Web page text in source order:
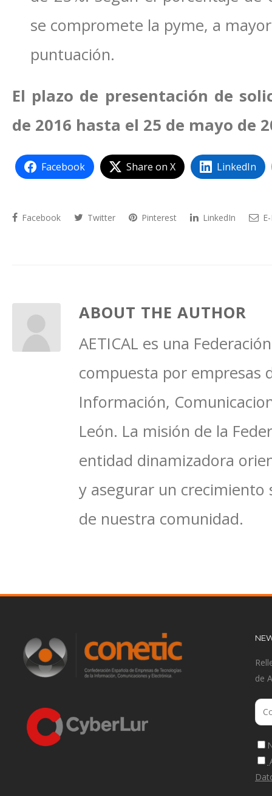
se compromete la pyme, a
puntuación.
El plazo de presentación de
de 2016 hasta el 25 de mayo de
Facebook Share on X LinkedIn
Facebook Twitter Pinterest LinkedIn
ABOUT THE AUTHOR
AETICAL es una
compuesta por empresas
Información,
León. La misión de la
entidad dinamizadora
y asegurar un crecimiento
de nuestra comunidad.
de